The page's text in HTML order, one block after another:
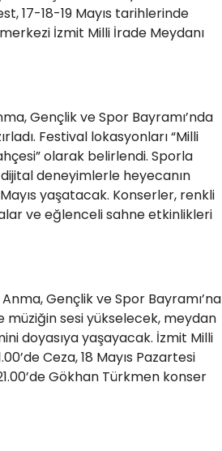
17-18-19 Mayıs tarihlerinde
İzmit Milli İrade Meydanı
Gençlik ve Spor Bayramı’nda
Festival lokasyonları “Milli
olarak belirlendi. Sporla
deneyimlerle heyecanın
yaşatacak. Konserler, renkli
ve eğlenceli sahne etkinlikleri
Gençlik ve Spor Bayramı’na
müziğin sesi yükselecek, meydan
doyasıya yaşayacak. İzmit Milli
Ceza, 18 Mayıs Pazartesi
Gökhan Türkmen konser